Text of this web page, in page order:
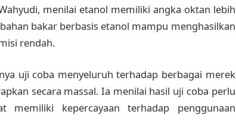
menilai etanol memiliki angka oktan lebih
bakar berbasis etanol mampu menghasilkan
rendah.
uji coba menyeluruh terhadap berbagai merek
secara massal. Ia menilai hasil uji coba perlu
memiliki kepercayaan terhadap penggunaan